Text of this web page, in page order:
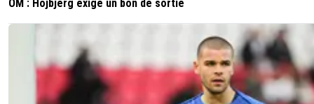
OM : Hojbjerg exige un bon de sortie